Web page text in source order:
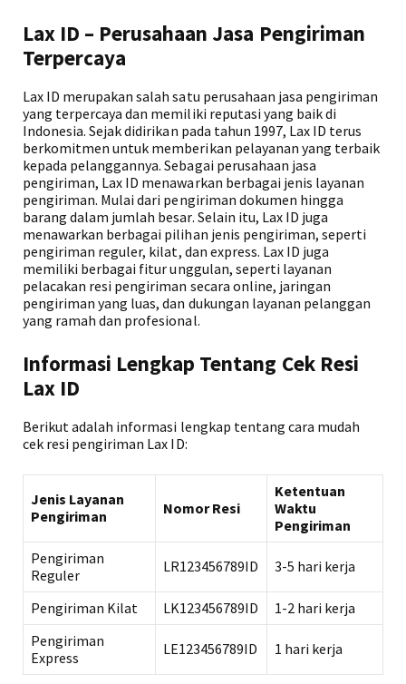
Lax ID – Perusahaan Jasa Pengiriman
Terpercaya
Lax ID merupakan salah satu perusahaan jasa pengiriman
yang terpercaya dan memiliki reputasi yang baik di
Indonesia. Sejak didirikan pada tahun 1997, Lax ID terus
berkomitmen untuk memberikan pelayanan yang terbaik
kepada pelanggannya. Sebagai perusahaan jasa
pengiriman, Lax ID menawarkan berbagai jenis layanan
pengiriman. Mulai dari pengiriman dokumen hingga
barang dalam jumlah besar. Selain itu, Lax ID juga
menawarkan berbagai pilihan jenis pengiriman, seperti
pengiriman reguler, kilat, dan express. Lax ID juga
memiliki berbagai fitur unggulan, seperti layanan
pelacakan resi pengiriman secara online, jaringan
pengiriman yang luas, dan dukungan layanan pelanggan
yang ramah dan profesional.
Informasi Lengkap Tentang Cek Resi
Lax ID
Berikut adalah informasi lengkap tentang cara mudah
cek resi pengiriman Lax ID:
Jenis Layanan
Pengiriman
Nomor Resi
Ketentuan
Waktu
Pengiriman
Pengiriman
Reguler
LR123456789ID 3-5 hari kerja
Pengiriman Kilat LK123456789ID
1-2 hari kerja
Pengiriman
Express
LE123456789ID 1 hari kerja